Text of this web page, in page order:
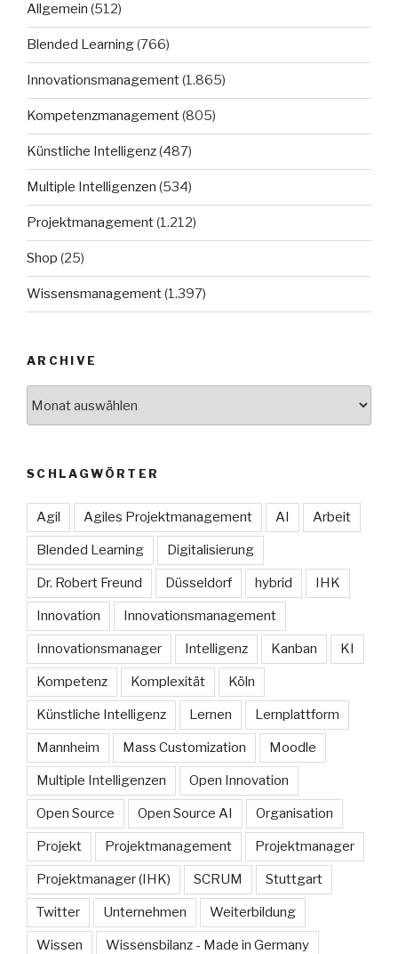
Allgemein (512)
Blended Learning(766)
Innovationsmanagement(1.865)
Kompetenzmanagement(805)
Künstliche Intelligenz(487)
Multiple Intelligenzen (534)
Projektmanagement(1.212)
Shop (25)
Wissensmanagement(1.397)
ARCHIVE
SCHLAGWÖRTER
Agil Agiles Projektmanagement AI Arbeit
Blended Learning Digitalisierung
Dr. Robert Freund Düsseldorf hybrid IHK
Innovation Innovationsmanagement
Innovationsmanager Intelligenz Kanban KI
Kompetenz Komplexität Köln
Künstliche Intelligenz Lernen Lernplattform
Mannheim Mass Customization Moodle
Multiple Intelligenzen Open Innovation
Open Source Open Source AI Organisation
Projekt Projektmanagement Projektmanager
Projektmanager (IHK) SCRUM Stuttgart
Twitter Unternehmen Weiterbildung
Wissen Wissensbilanz - Made in Germany